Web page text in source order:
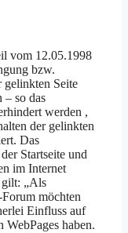
vom 12.05.1998
bzw.
Seite
– so das
werden ,
der gelinkten
Das
Startseite und
im Internet
gilt: „Als
möchten
Einfluss auf
haben.